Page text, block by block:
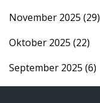
November 2025 (29)
Oktober 2025 (22)
September 2025 (6)